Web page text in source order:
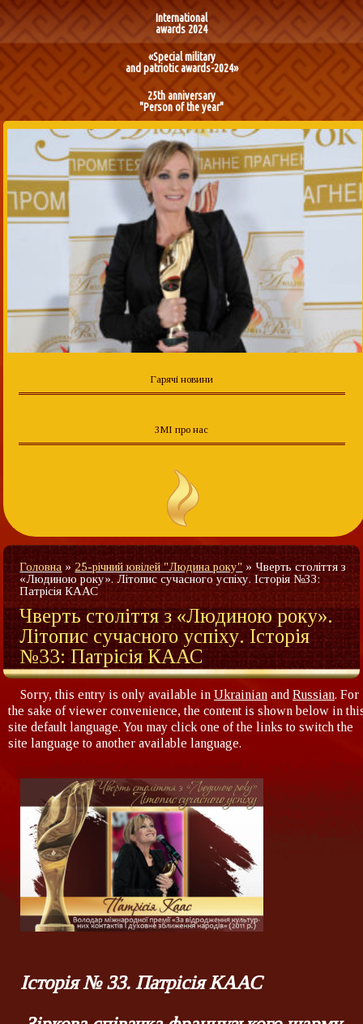
International
awards 2024
«Special military
and patriotic awards-2024»
25th anniversary
"Person of the year"
Гарячі новини
ЗМІ про нас
Головна»25-річний ювілей "Людина року" »Чверть століття з
«Людиною року». Літопис сучасного успіху. Історія №33:
Патрісія КААС
Чверть століття з «Людиною року».
Літопис сучасного успіху. Історія
№33: Патрісія КААС
Sorry, this entry is only available in Ukrainian and Russian. For
the sake of viewer convenience, the content is shown below in
site default language. You may click one of the links to switch the
site language to another available language.
Історія № 33. Патрісія КААС